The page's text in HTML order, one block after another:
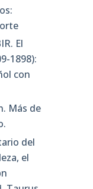
El
1898):
con
Más de
del
el